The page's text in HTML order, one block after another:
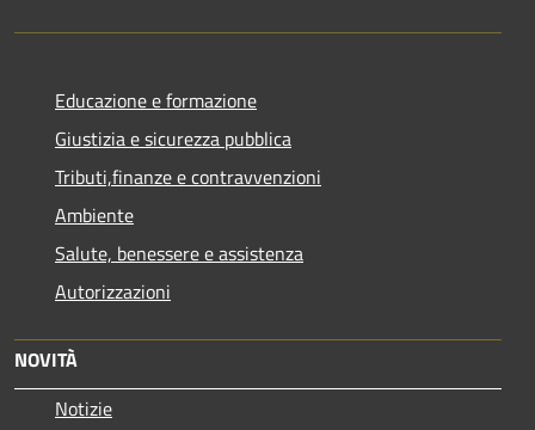
Educazione e formazione
Giustizia e sicurezza pubblica
Tributi,finanze e contravvenzioni
Ambiente
Salute, benessere e assistenza
Autorizzazioni
NOVITÀ
Notizie